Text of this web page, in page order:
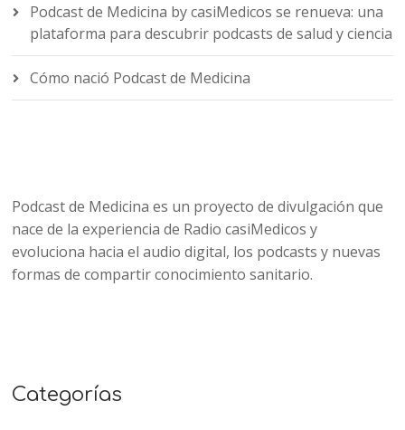
Podcast de Medicina by casiMedicos se renueva: una
plataforma para descubrir podcasts de salud y ciencia
Cómo nació Podcast de Medicina
Podcast de Medicina es un proyecto de divulgación que
nace de la experiencia de Radio casiMedicos y
evoluciona hacia el audio digital, los podcasts y nuevas
formas de compartir conocimiento sanitario.
Categorías